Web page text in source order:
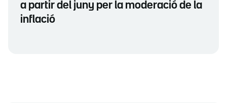
a partir del juny per la moderació de la
inflació